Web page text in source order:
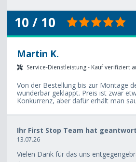
10 / 10
Martin K.
Service-Dienstleistung - Kauf verifiziert
Von der Bestellung bis zur Montage
wunderbar geklappt. Preis ist zwar
Konkurrenz, aber dafür erhält man
Ihr First Stop Team hat
13.07.26
Vielen Dank für das uns